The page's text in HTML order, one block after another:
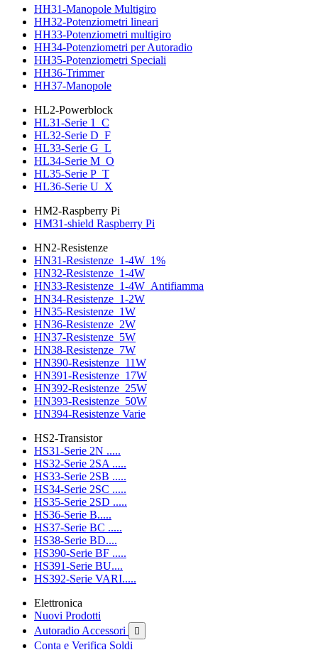
HH31-Manopole Multigiro
HH32-Potenziometri lineari
HH33-Potenziometri multigiro
HH34-Potenziometri per Autoradio
HH35-Potenziometri Speciali
HH36-Trimmer
HH37-Manopole
HL2-Powerblock
HL31-Serie 1_C
HL32-Serie D_F
HL33-Serie G_L
HL34-Serie M_O
HL35-Serie P_T
HL36-Serie U_X
HM2-Raspberry Pi
HM31-shield Raspberry Pi
HN2-Resistenze
HN31-Resistenze_1-4W_1%
HN32-Resistenze_1-4W
HN33-Resistenze_1-4W_Antifiamma
HN34-Resistenze_1-2W
HN35-Resistenze_1W
HN36-Resistenze_2W
HN37-Resistenze_5W
HN38-Resistenze_7W
HN390-Resistenze_11W
HN391-Resistenze_17W
HN392-Resistenze_25W
HN393-Resistenze_50W
HN394-Resistenze Varie
HS2-Transistor
HS31-Serie 2N .....
HS32-Serie 2SA .....
HS33-Serie 2SB .....
HS34-Serie 2SC .....
HS35-Serie 2SD .....
HS36-Serie B.....
HS37-Serie BC .....
HS38-Serie BD....
HS390-Serie BF .....
HS391-Serie BU....
HS392-Serie VARI.....
Elettronica
Nuovi Prodotti
Autoradio Accessori

Conta e Verifica Soldi